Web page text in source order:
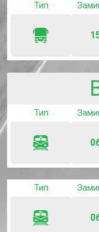
Тип
Тип
Тип